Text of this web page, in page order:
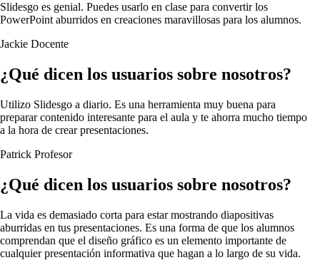
Slidesgo es genial. Puedes usarlo en clase para convertir los
PowerPoint aburridos en creaciones maravillosas para los alumnos.
Jackie Docente
¿Qué dicen los usuarios sobre nosotros?
Utilizo Slidesgo a diario. Es una herramienta muy buena para
preparar contenido interesante para el aula y te ahorra mucho tiempo
a la hora de crear presentaciones.
Patrick Profesor
¿Qué dicen los usuarios sobre nosotros?
La vida es demasiado corta para estar mostrando diapositivas
aburridas en tus presentaciones. Es una forma de que los alumnos
comprendan que el diseño gráfico es un elemento importante de
cualquier presentación informativa que hagan a lo largo de su vida.